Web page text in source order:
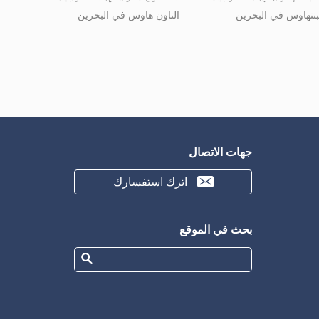
في البحرين
التاون هاوس في البحرين
جهات الاتصال
اترك استفسارك
بحث في الموقع